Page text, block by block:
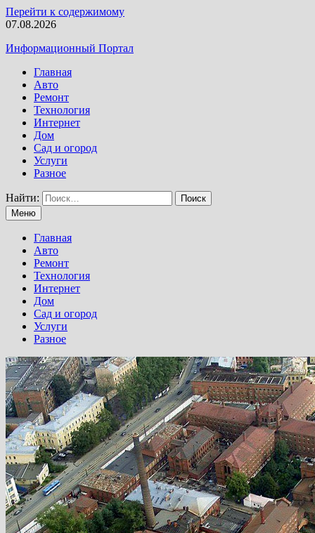
Перейти к содержимому
07.08.2026
Информационный Портал
Главная
Авто
Ремонт
Технология
Интернет
Дом
Сад и огород
Услуги
Разное
Найти:
Меню
Главная
Авто
Ремонт
Технология
Интернет
Дом
Сад и огород
Услуги
Разное